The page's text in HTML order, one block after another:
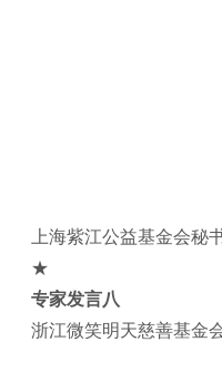
上海紫江公益基金会秘
★
专家发言八
浙江微笑明天慈善基金